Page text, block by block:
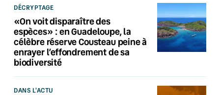
DÉCRYPTAGE
«On voit disparaître des
espèces» : en Guadeloupe, la
célèbre réserve Cousteau peine à
enrayer l’effondrement de sa
biodiversité
DANS L'ACTU